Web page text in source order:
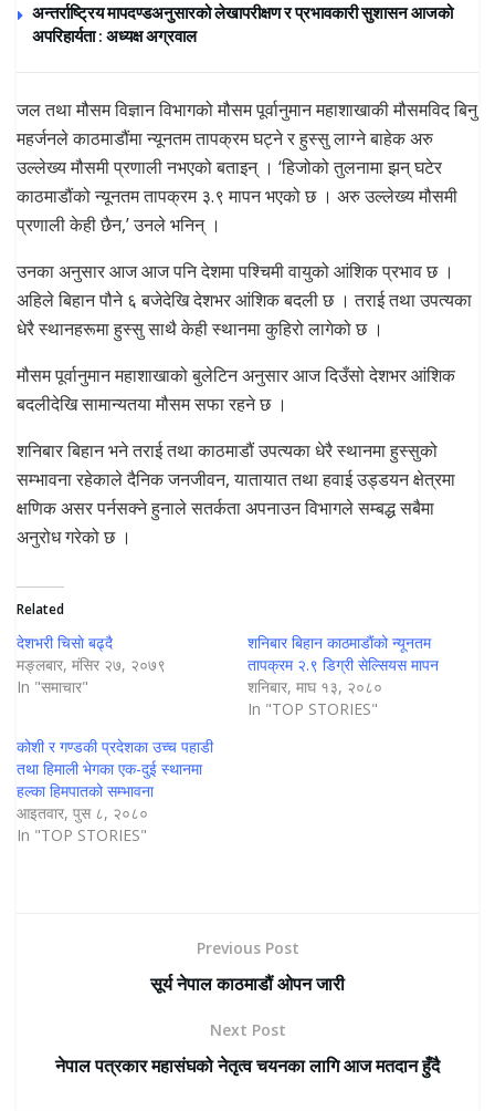
अन्तर्राष्ट्रिय मापदण्डअनुसारको लेखापरीक्षण र प्रभावकारी सुशासन आजको
अपरिहार्यता : अध्यक्ष अग्रवाल
जल तथा मौसम विज्ञान विभागको मौसम पूर्वानुमान महाशाखाकी मौसमविद बिनु
महर्जनले काठमाडौंमा न्यूनतम तापक्रम घट्ने र हुस्सु लाग्ने बाहेक अरु
उल्लेख्य मौसमी प्रणाली नभएको बताइन् । ‘हिजोको तुलनामा झन् घटेर
काठमाडौंको न्यूनतम तापक्रम ३.९ मापन भएको छ । अरु उल्लेख्य मौसमी
प्रणाली केही छैन,’ उनले भनिन् ।
उनका अनुसार आज आज पनि देशमा पश्चिमी वायुको आंशिक प्रभाव छ ।
अहिले बिहान पौने ६ बजेदेखि देशभर आंशिक बदली छ । तराई तथा उपत्यका
धेरै स्थानहरूमा हुस्सु साथै केही स्थानमा कुहिरो लागेको छ ।
मौसम पूर्वानुमान महाशाखाको बुलेटिन अनुसार आज दिउँसो देशभर आंशिक
बदलीदेखि सामान्यतया मौसम सफा रहने छ ।
शनिबार बिहान भने तराई तथा काठमाडौं उपत्यका धेरै स्थानमा हुस्सुको
सम्भावना रहेकाले दैनिक जनजीवन, यातायात तथा हवाई उड्डयन क्षेत्रमा
क्षणिक असर पर्नसक्ने हुनाले सतर्कता अपनाउन विभागले सम्बद्ध सबैमा
अनुरोध गरेको छ ।
Related
देशभरी चिसाे बढ्दै
मङ्लबार, मंसिर २७, २०७९
In "समाचार"
शनिबार बिहान काठमाडाैंको न्यूनतम
तापक्रम २.९ डिग्री सेल्सियस मापन
शनिबार, माघ १३, २०८०
In "TOP STORIES"
कोशी र गण्डकी प्रदेशका उच्च पहाडी
तथा हिमाली भेगका एक-दुई स्थानमा
हल्का हिमपातको सम्भावना
आइतवार, पुस ८, २०८०
In "TOP STORIES"
Previous Post
सूर्य नेपाल काठमाडौं ओपन जारी
Next Post
नेपाल पत्रकार महासंघको नेतृत्व चयनका लागि आज मतदान हुँदै